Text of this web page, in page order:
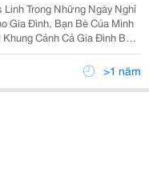
Nghỉ
Gia Đình, Bạn Bè Của Mình
Cảnh Cả Gia Đình Bạn
Cùng Nhau Thưởng Thức
Giác Thật Tuyệt Ph
>1 năm